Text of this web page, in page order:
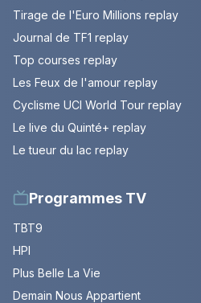
Tirage de l'Euro Millions replay
Journal de TF1 replay
Top courses replay
Les Feux de l'amour replay
Cyclisme UCI World Tour replay
Le live du Quinté+ replay
Le tueur du lac replay
Programmes TV
TBT9
HPI
Plus Belle La Vie
Demain Nous Appartient